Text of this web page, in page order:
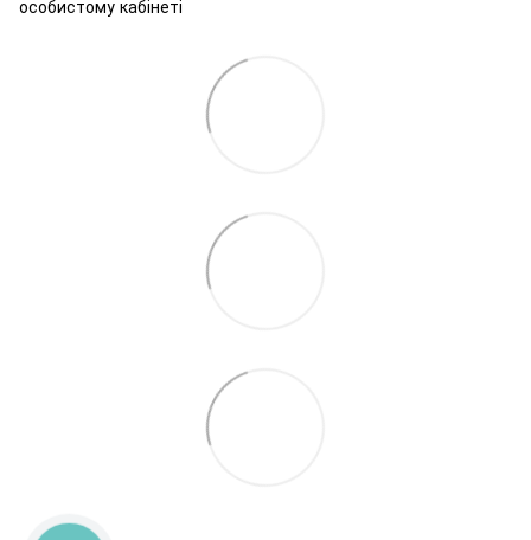
особистому кабінеті